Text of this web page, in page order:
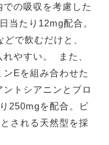
の吸収を考慮した
当たり12mg配合。
で飲むだけと、
やすい。 また、
Eを組み合わせた
トシアニンとプロ
250mgを配合。ビ
される天然型を採